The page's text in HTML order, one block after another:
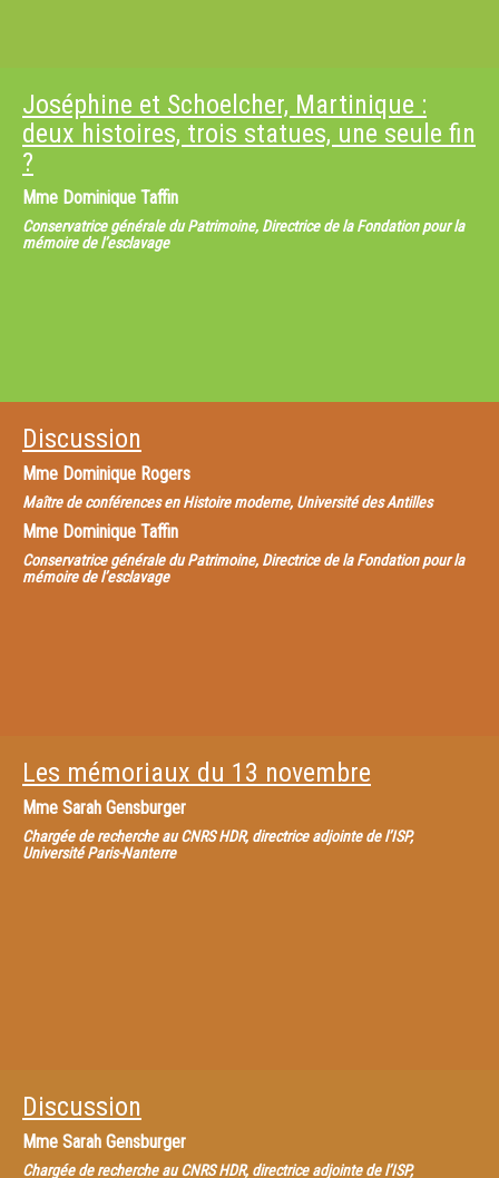
Joséphine et Schoelcher, Martinique :
deux histoires, trois statues, une seule fin
?
Mme Dominique Taffin
Conservatrice générale du Patrimoine, Directrice de la Fondation pour la
mémoire de l’esclavage
Discussion
Mme Dominique Rogers
Maître de conférences en Histoire moderne, Université des Antilles
Mme Dominique Taffin
Conservatrice générale du Patrimoine, Directrice de la Fondation pour la
mémoire de l’esclavage
Les mémoriaux du 13 novembre
Mme Sarah Gensburger
Chargée de recherche au CNRS HDR, directrice adjointe de l’ISP,
Université Paris-Nanterre
Discussion
Mme Sarah Gensburger
Chargée de recherche au CNRS HDR, directrice adjointe de l’ISP,